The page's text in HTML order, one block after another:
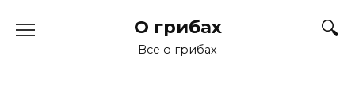
О грибах
Все о грибах